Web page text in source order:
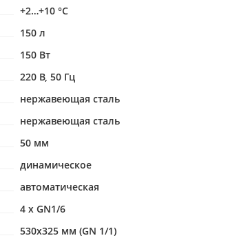
+2…+10 °С
150 л
150 Вт
220 В, 50 Гц
нержавеющая сталь
нержавеющая сталь
50 мм
динамическое
автоматическая
4 x GN1/6
530х325 мм (GN 1/1)